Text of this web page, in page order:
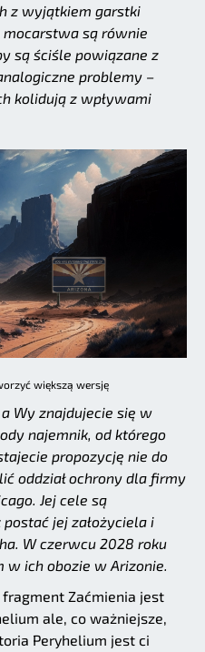
z wyjątkiem garstki
są równie
są ściśle powiązane z
problemy –
kolidują z wpływami
większą wersję
Wy znajdujecie się w
najemnik, od którego
propozycję nie do
oddział ochrony dla firmy
Jej cele są
jej założyciela i
W czerwcu 2028 roku
w ich obozie w Arizonie.
fragment Zaćmienia jest
ale, co ważniejsze,
Peryhelium jest ci